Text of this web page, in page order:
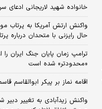
خانواده شهید لاریجانی ادعای
واکنش ارتش آمریکا به پرتاب
حال رایزنی با متحدان درباره
ترامپ زمان پایان جنگ ایران
«محدودتر» شده است
اقامه نماز بر پیکر
واکنش زیدآبادی به تغییر